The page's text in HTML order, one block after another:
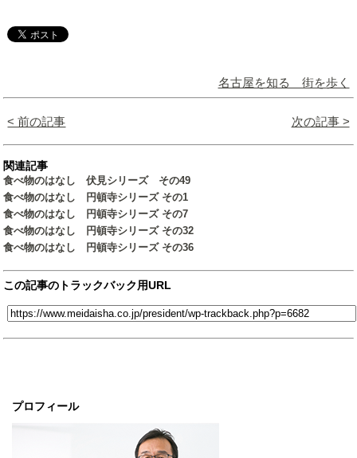
プロフィール
名古屋を知る 街を歩く
< 前の記事 次の記事 >
関連記事
食べ物のはなし 伏見シリーズ その49
食べ物のはなし 円頓寺シリーズ その1
食べ物のはなし 円頓寺シリーズ その7
食べ物のはなし 円頓寺シリーズ その32
食べ物のはなし 円頓寺シリーズ その36
この記事のトラックバック用URL